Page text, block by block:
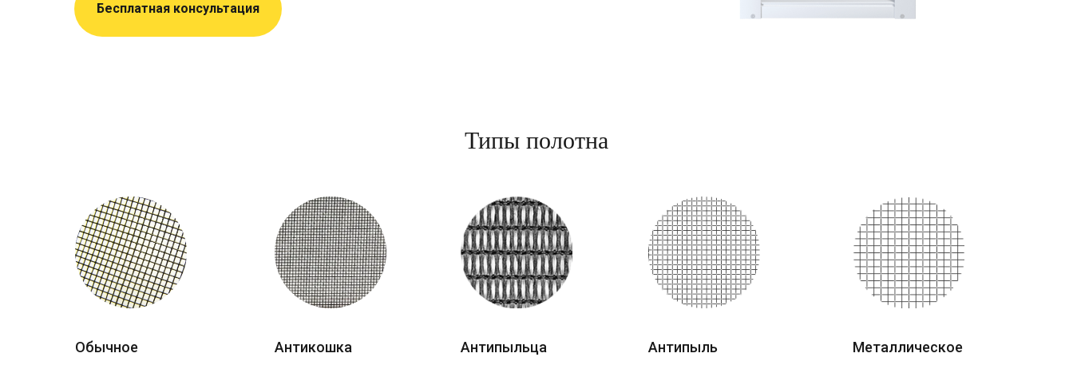
Бесплатная консультация
Типы полотна
Обычное Антикошка Антипыльца Антипыль Металлическое